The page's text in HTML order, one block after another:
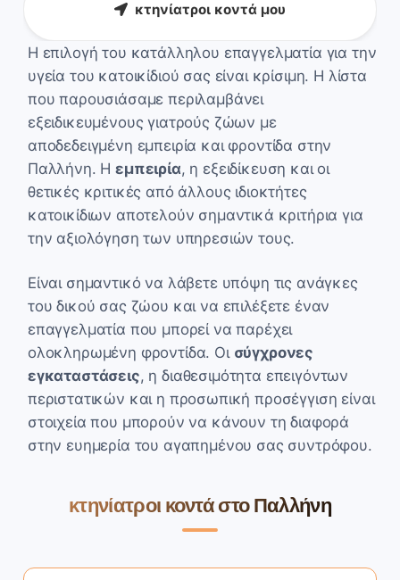
κτηνίατροι κοντά μου
Η επιλογή του κατάλληλου επαγγελματία για την
υγεία του κατοικίδιού σας είναι κρίσιμη. Η λίστα
που παρουσιάσαμε περιλαμβάνει
εξειδικευμένους γιατρούς ζώων με
αποδεδειγμένη εμπειρία και φροντίδα στην
Παλλήνη. Ηεμπειρία, η εξειδίκευση και οι
θετικές κριτικές από άλλους ιδιοκτήτες
κατοικίδιων αποτελούν σημαντικά κριτήρια για
την αξιολόγηση των υπηρεσιών τους.
Είναι σημαντικό να λάβετε υπόψη τις ανάγκες
του δικού σας ζώου και να επιλέξετε έναν
επαγγελματία που μπορεί να παρέχει
ολοκληρωμένη φροντίδα. Οι σύγχρονες
εγκαταστάσεις, η διαθεσιμότητα επειγόντων
περιστατικών και η προσωπική προσέγγιση είναι
στοιχεία που μπορούν να κάνουν τη διαφορά
στην ευημερία του αγαπημένου σας συντρόφου.
κτηνίατροι κοντά στο Παλλήνη